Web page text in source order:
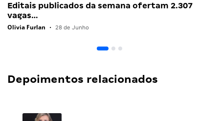
Editais publicados da semana ofertam 2.307
vagas…
Olivia Furlan • 28 de Junho
Depoimentos relacionados